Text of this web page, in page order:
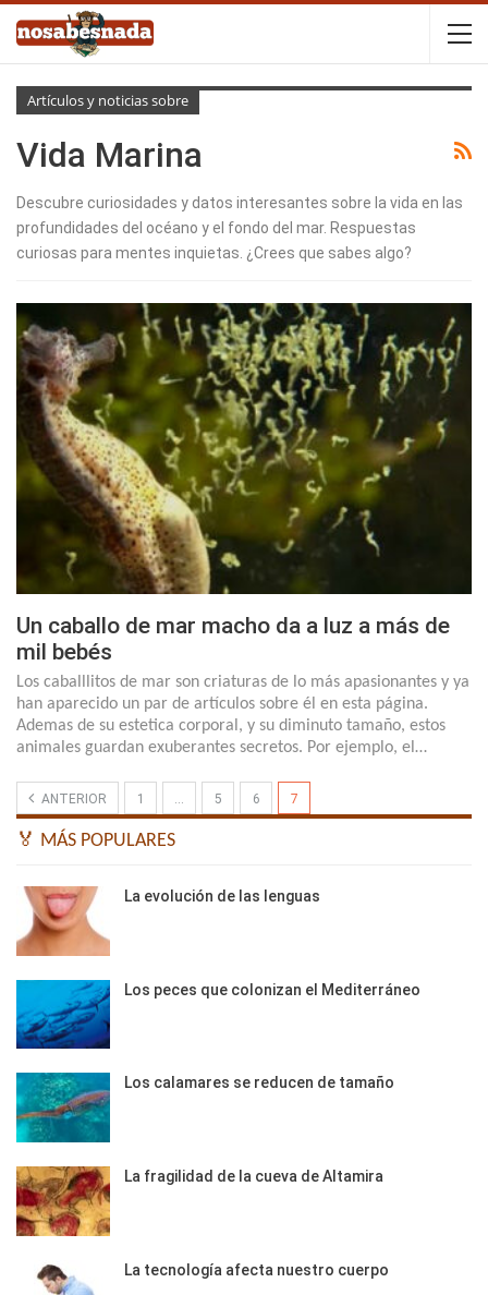
Artículos y noticias sobre
Vida Marina
Descubre curiosidades y datos interesantes sobre la vida en las
profundidades del océano y el fondo del mar. Respuestas
curiosas para mentes inquietas. ¿Crees que sabes algo?
Un caballo de mar macho da a luz a más de
mil bebés
Los caballlitos de mar son criaturas de lo más apasionantes y ya
han aparecido un par de artículos sobre él en esta página.
Ademas de su estetica corporal, y su diminuto tamaño, estos
animales guardan exuberantes secretos. Por ejemplo, el…
ANTERIOR 1 … 5 6 7
🏅 MÁS POPULARES
La evolución de las lenguas
Los peces que colonizan el Mediterráneo
Los calamares se reducen de tamaño
La fragilidad de la cueva de Altamira
La tecnología afecta nuestro cuerpo